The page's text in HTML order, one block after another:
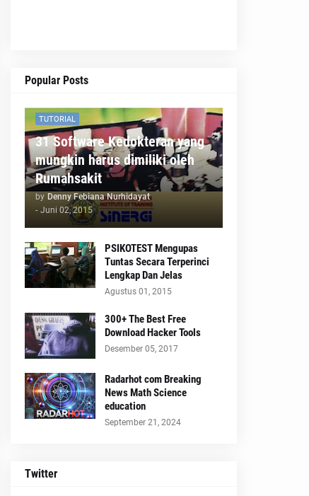
Popular Posts
TUTORIAL
31 Software Kedokteran yang
mungkin harus dimiliki oleh
Rumahsakit
by Denny Febiana Nurhidayat
- Juni 02, 2015
PSIKOTEST Mengupas
Tuntas Secara Terperinci
Lengkap Dan Jelas
Agustus 01, 2015
300+ The Best Free
Download Hacker Tools
Desember 05, 2017
Radarhot com Breaking
News Math Science
education
September 21, 2024
Twitter